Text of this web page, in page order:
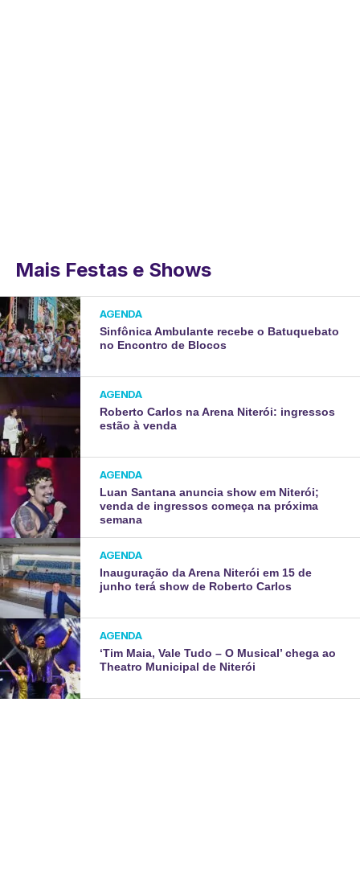
Mais Festas e Shows
AGENDA
Sinfônica Ambulante recebe o Batuquebato
no Encontro de Blocos
AGENDA
Roberto Carlos na Arena Niterói: ingressos
estão à venda
AGENDA
Luan Santana anuncia show em Niterói;
venda de ingressos começa na próxima
semana
AGENDA
Inauguração da Arena Niterói em 15 de
junho terá show de Roberto Carlos
AGENDA
‘Tim Maia, Vale Tudo – O Musical’ chega ao
Theatro Municipal de Niterói